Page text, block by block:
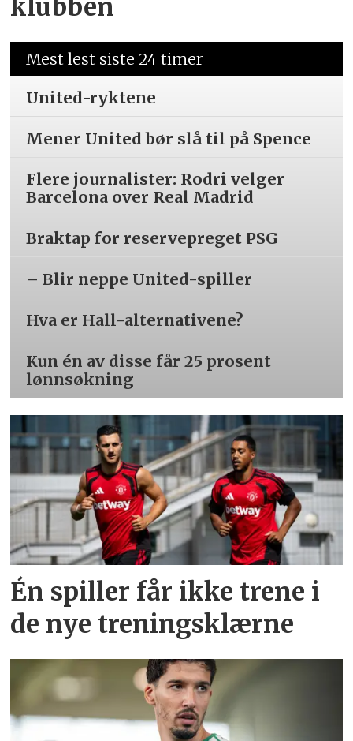
klubben
Mest lest siste 24 timer
United-ryktene
Mener United bør slå til på Spence
Flere journalister: Rodri velger
Barcelona over Real Madrid
Braktap for reservepreget PSG
– Blir neppe United-spiller
Hva er Hall-alternativene?
Kun én av disse får 25 prosent
lønnsøkning
Én spiller får ikke trene i
de nye treningsklærne